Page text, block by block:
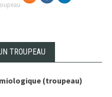
TROUPEAU
(troupeau)